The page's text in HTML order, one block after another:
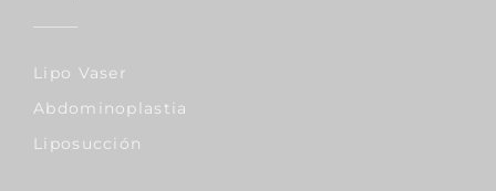
Lipo Vaser
Abdominoplastia
Liposucción